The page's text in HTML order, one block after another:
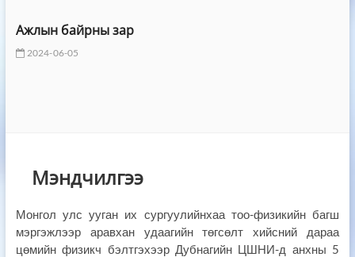
Ажлын байрны зар
2024-06-05
Мэндчилгээ
Монгол улс ууган их сургуулийнхаа тоо-физикийн багш
мэргэжлээр аравхан удаагийн төгсөлт хийсний дараа
цөмийн физикч бэлтгэхээр Дубнагийн ЦШНИ-д анхны 5